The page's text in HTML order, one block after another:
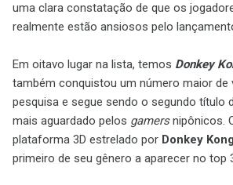
uma clara constatação de que os
realmente estão ansiosos pelo
Em oitavo lugar na lista, temos Donkey
também conquistou um número maior de
pesquisa e segue sendo o segundo título
mais aguardado pelos gamersnipônicos.
plataforma 3D estrelado por Donkey Kong
primeiro de seu gênero a aparecer no top